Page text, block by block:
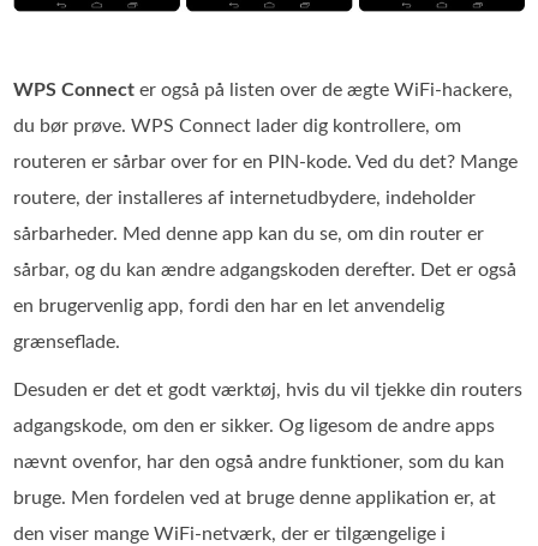
WPS Connect er også på listen over de ægte WiFi‑hackere,
du bør prøve. WPS Connect lader dig kontrollere, om
routeren er sårbar over for en PIN‑kode. Ved du det? Mange
routere, der installeres af internetudbydere, indeholder
sårbarheder. Med denne app kan du se, om din router er
sårbar, og du kan ændre adgangskoden derefter. Det er også
en brugervenlig app, fordi den har en let anvendelig
grænseflade.
Desuden er det et godt værktøj, hvis du vil tjekke din routers
adgangskode, om den er sikker. Og ligesom de andre apps
nævnt ovenfor, har den også andre funktioner, som du kan
bruge. Men fordelen ved at bruge denne applikation er, at
den viser mange WiFi-netværk, der er tilgængelige i